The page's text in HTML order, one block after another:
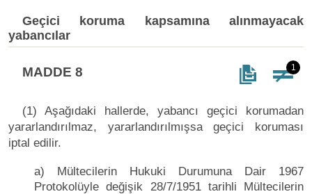
Geçici koruma kapsamına alınmayacak
yabancılar
MADDE 8 1
(1) Aşağıdaki hallerde, yabancı geçici korumadan
yararlandırılmaz, yararlandırılmışsa geçici koruması
iptal edilir.
a) Mültecilerin Hukuki Durumuna Dair 1967
Protokolüyle değişik 28/7/1951 tarihli Mültecilerin